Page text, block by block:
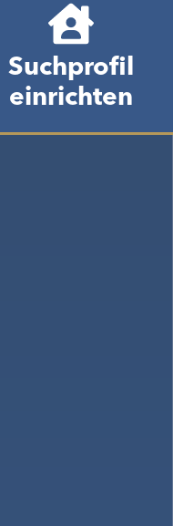
Suchprofil
einrichten